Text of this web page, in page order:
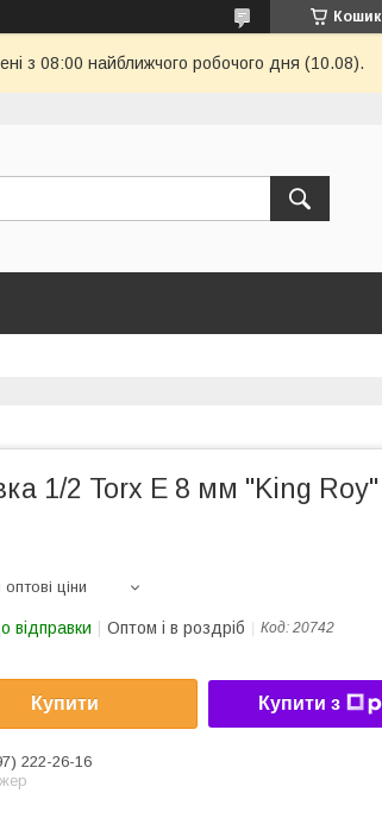
Кошик
з 08:00 найближчого робочого дня (10.08).
1/2 Torx E 8 мм "King Roy"
ціни
відправки Оптом і в роздріб Код: 20742
Купити Купити з
222-26-16